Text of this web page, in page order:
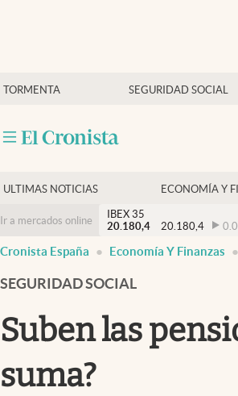
TORMENTA SEGURIDAD SOCIAL
Economía y finanzas
Criptomonedas
ULTIMAS NOTICIAS ECONOMÍA Y
Ir a mercados online
IBEX 35
20.180,4
20.180,4
Cronista España Economía Y Finanzas
SEGURIDAD SOCIAL
Suben las
suma?